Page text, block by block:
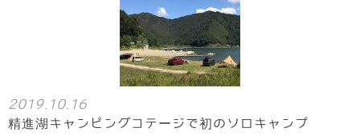
2019.10.16
精進湖キャンピングコテージで初のソロキャンプ